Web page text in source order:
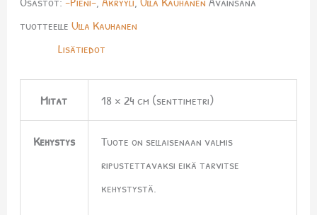
tuotteelle Ulla Kauhanen
Lisätiedot
Mitat 18 × 24 cm (senttimetri)
Kehystys
Tuote on sellaisenaan valmis
ripustettavaksi eikä tarvitse
kehystystä.